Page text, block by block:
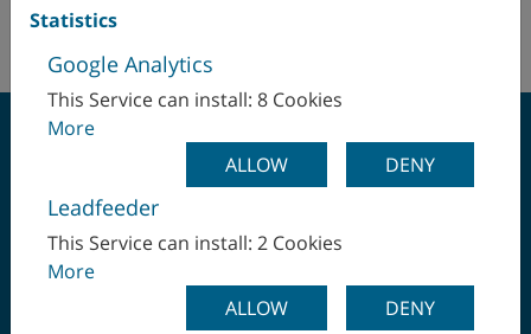
TYPO3 CMS powered by SIWA
ワンチャッキングで最
終工程まで
Statistics
Google Analytics
This Service can install: 8 Cookies
More
ALLOW
DENY
Leadfeeder
This Service can install: 2 Cookies
More
ALLOW
DENY